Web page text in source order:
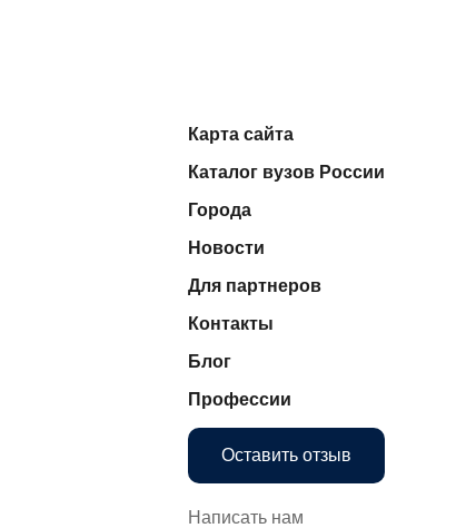
Карта сайта
Каталог вузов России
Города
Новости
Для партнеров
Контакты
Блог
Профессии
Оставить отзыв
Написать нам